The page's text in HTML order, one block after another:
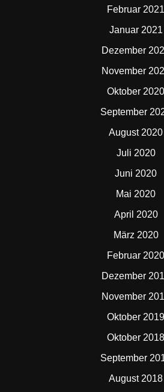
Februar 2021
Januar 2021
Dezember
November
Oktober 2020
September
August 2020
Juli 2020
Juni 2020
Mai 2020
April 2020
März 2020
Februar 2020
Dezember
November
Oktober 2019
Oktober 2018
September
August 2018